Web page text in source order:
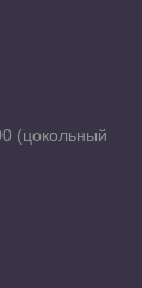
(цокольный